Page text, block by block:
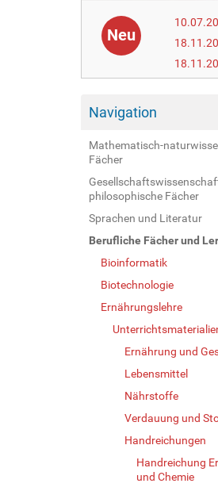
Neu
Navigation
Mathematisch-
Fächer
philosophische Fächer
Sprachen und Literatur
Berufliche Fächer und
Bioinformatik
Biotechnologie
Ernährungslehre
Ernährung und
Lebensmittel
Nährstoffe
Verdauung und
Handreichungen
Handreichung
und Chemie